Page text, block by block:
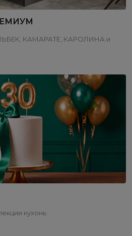
КАМАРАТЕ, КАРОЛИНА и
кухонь